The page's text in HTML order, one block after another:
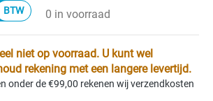
0 in voorraad
niet op voorraad. U kunt wel
rekening met een langere levertijd.
onder de €99,00 rekenen wij verzendkosten